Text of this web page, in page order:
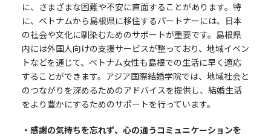
に、さまざまな困難や不安に直面することがあります。特
に、ベトナムから島根県に移住するパートナーには、日本
の社会や文化に馴染むためのサポートが重要です。島根県
内には外国人向けの支援サービスが整っており、地域イベン
トなどを通じて、ベトナム女性も島根での生活に早く適応
することができます。アジア国際結婚学院では、地域社会と
のつながりを深めるためのアドバイスを提供し、結婚生活
をより豊かにするためのサポートを行っています。
・感謝の気持ちを忘れず、心の通うコミュニケーションを